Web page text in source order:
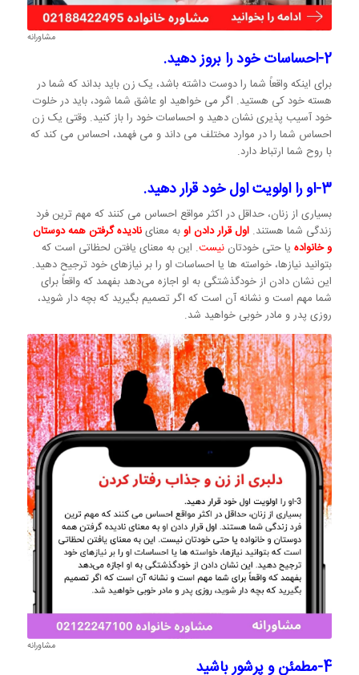
مشاورانه
2-احساسات خود را بروز دهید.
برای اینکه واقعاً شما را دوست داشته باشد، یک زن باید بداند که شما در
هسته خود کی هستید. اگر می خواهید او عاشق شما شود، باید در خلوت
خود آسیب پذیری نشان دهید و احساسات خود را باز کنید. وقتی یک زن
احساس شما را در موارد مختلف می داند و می فهمد، احساس می کند که
با روح شما ارتباط دارد.
3-او را اولویت اول خود قرار دهید.
بسیاری از زنان، حداقل در اکثر مواقع احساس می کنند که مهم ترین فرد
زندگی شما هستند. اول قرار دادن اوبه معناینادیده گرفتن همه دوستان
و خانوادهیا حتی خودتان نیست. این به معنای یافتن لحظاتی است که
بتوانید نیازها، خواسته ها یا احساسات او را بر نیازهای خود ترجیح دهید.
این نشان دادن از خودگذشتگی به او اجازه می‌دهد بفهمد که واقعاً برای
شما مهم است و نشانه آن است که اگر تصمیم بگیرید که بچه دار شوید،
روزی پدر و مادر خوبی خواهید شد.
مشاورانه
4-مطمئن و پرشور باشید